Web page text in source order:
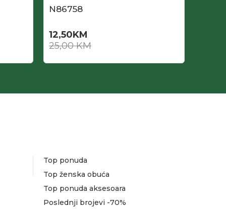
N86758
12,50KM
25,00KM
Top ponuda
Top ženska obuća
Top ponuda aksesoara
Poslednji brojevi -70%